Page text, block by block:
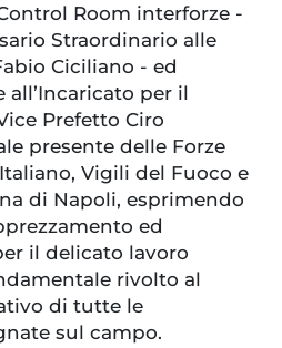
Room interforze -
Straordinario alle
Ciciliano - ed
per il
Prefetto Ciro
presente delle Forze
Vigili del Fuoco e
di Napoli, esprimendo
ed
il delicato lavoro
rivolto al
di tutte le
sul campo.